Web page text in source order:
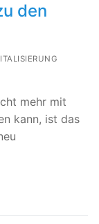
den
mehr mit
kann, ist das